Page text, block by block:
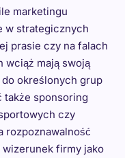
marketingu
w strategicznych
prasie czy na falach
wciąż mają swoją
do określonych grup
także sponsoring
czy
rozpoznawalność
wizerunek firmy jako